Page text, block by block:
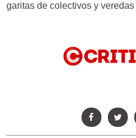
garitas de colectivos y